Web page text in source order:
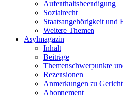
Aufenthaltsbeendigung
Sozialrecht
Staatsangehörigkeit und
Weitere Themen
Asylmagazin
Inhalt
Beiträge
Themenschwerpunkte
Rezensionen
Anmerkungen zu
Abonnement